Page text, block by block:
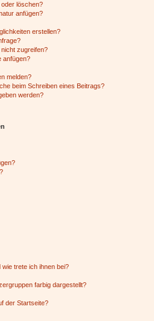
löschen?
anfügen?
erstellen?
zugreifen?
anfügen?
melden?
beim Schreiben eines Beitrags?
werden?
trete ich ihnen bei?
farbig dargestellt?
der Startseite?